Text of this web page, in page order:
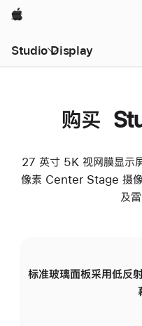
Apple
Studio Display
购买
27 英寸 5K 视网膜显示
像素 Center Stage 摄像
及
标准玻璃面板采用低反